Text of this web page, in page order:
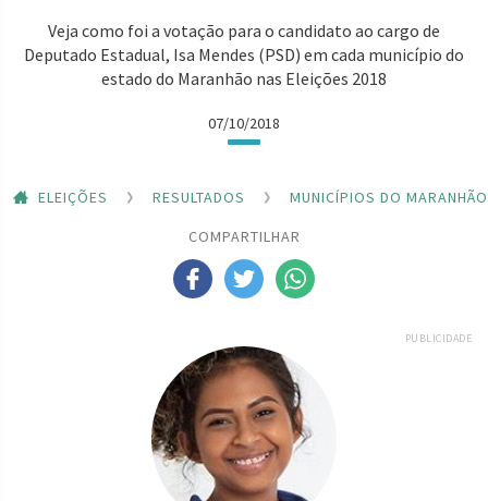
Veja como foi a votação para o candidato ao cargo de
Deputado Estadual, Isa Mendes (PSD) em cada município do
estado do Maranhão nas Eleições 2018
07/10/2018
ELEIÇÕES RESULTADOS
MUNICÍPIOS DO MARANHÃO
COMPARTILHAR
PUBLICIDADE